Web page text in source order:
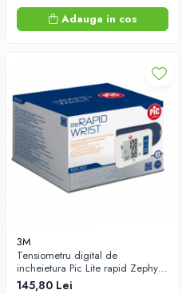
Adauga in cos
3M
Tensiometru digital de
incheietura Pic Lite rapid Zephyr
Labs
145,80 Lei